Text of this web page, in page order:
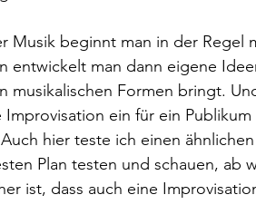
Musik beginnt man in der Regel
entwickelt man dann eigene
Formen bringt.
ein für ein Publikum
hier teste ich einen ähnlichen
Plan testen und schauen, ab
ist, dass auch eine